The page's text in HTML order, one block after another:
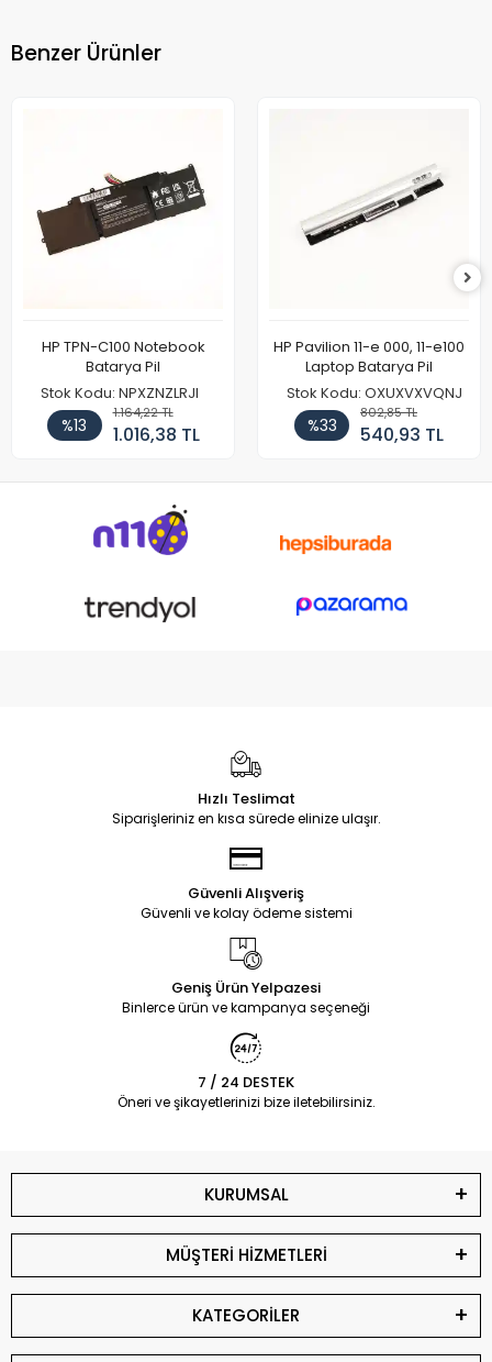
Benzer Ürünler
HP TPN-C100 Notebook
Batarya Pil
Stok Kodu: NPXZNZLRJI
%13
1.164,22 TL
1.016,38 TL
HP Pavilion 11-e 000, 11-e100
Laptop Batarya Pil
Stok Kodu: OXUXVXVQNJ
%33
802,85 TL
540,93 TL
Hızlı Teslimat
Siparişleriniz en kısa sürede elinize ulaşır.
Güvenli Alışveriş
Güvenli ve kolay ödeme sistemi
Geniş Ürün Yelpazesi
Binlerce ürün ve kampanya seçeneği
7 / 24 DESTEK
Öneri ve şikayetlerinizi bize iletebilirsiniz.
KURUMSAL
MÜŞTERİ HİZMETLERİ
KATEGORİLER